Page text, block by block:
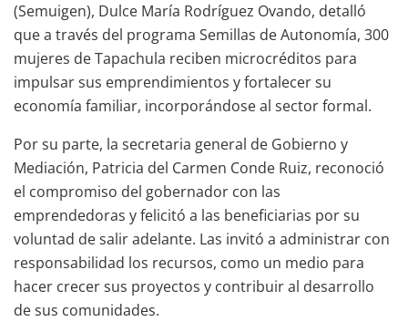
(Semuigen), Dulce María Rodríguez Ovando, detalló
que a través del programa Semillas de Autonomía, 300
mujeres de Tapachula reciben microcréditos para
impulsar sus emprendimientos y fortalecer su
economía familiar, incorporándose al sector formal.
Por su parte, la secretaria general de Gobierno y
Mediación, Patricia del Carmen Conde Ruiz, reconoció
el compromiso del gobernador con las
emprendedoras y felicitó a las beneficiarias por su
voluntad de salir adelante. Las invitó a administrar con
responsabilidad los recursos, como un medio para
hacer crecer sus proyectos y contribuir al desarrollo
de sus comunidades.